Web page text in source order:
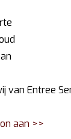
van Entree
aan >>